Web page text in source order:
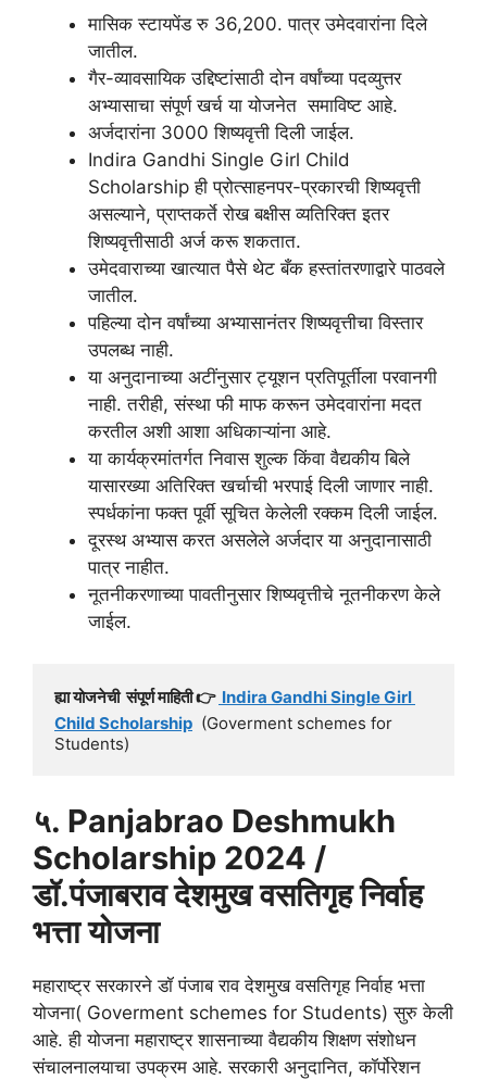
मासिक स्टायपेंड रु 36,200. पात्र उमेदवारांना दिले
जातील.
गैर-व्यावसायिक उद्दिष्टांसाठी दोन वर्षांच्या पदव्युत्तर
अभ्यासाचा संपूर्ण खर्च या योजनेत समाविष्ट आहे.
अर्जदारांना 3000 शिष्यवृत्ती दिली जाईल.
Indira Gandhi Single Girl Child
Scholarship ही प्रोत्साहनपर-प्रकारची शिष्यवृत्ती
असल्याने, प्राप्तकर्ते रोख बक्षीस व्यतिरिक्त इतर
शिष्यवृत्तीसाठी अर्ज करू शकतात.
उमेदवाराच्या खात्यात पैसे थेट बँक हस्तांतरणाद्वारे पाठवले
जातील.
पहिल्या दोन वर्षांच्या अभ्यासानंतर शिष्यवृत्तीचा विस्तार
उपलब्ध नाही.
या अनुदानाच्या अटींनुसार ट्यूशन प्रतिपूर्तीला परवानगी
नाही. तरीही, संस्था फी माफ करून उमेदवारांना मदत
करतील अशी आशा अधिकाऱ्यांना आहे.
या कार्यक्रमांतर्गत निवास शुल्क किंवा वैद्यकीय बिले
यासारख्या अतिरिक्त खर्चाची भरपाई दिली जाणार नाही.
स्पर्धकांना फक्त पूर्वी सूचित केलेली रक्कम दिली जाईल.
दूरस्थ अभ्यास करत असलेले अर्जदार या अनुदानासाठी
पात्र नाहीत.
नूतनीकरणाच्या पावतीनुसार शिष्यवृत्तीचे नूतनीकरण केले
जाईल.
ह्या योजनेची  संपूर्ण माहिती 👉 Indira Gandhi Single Girl
Child Scholarship
  (Goverment schemes for
Students)
५. Panjabrao Deshmukh
Scholarship 2024 /
डॉ.पंजाबराव देशमुख वसतिगृह निर्वाह
भत्ता योजना
महाराष्ट्र सरकारने डॉ पंजाब राव देशमुख वसतिगृह निर्वाह भत्ता
योजना( Goverment schemes for Students) सुरु केली
आहे. ही योजना महाराष्ट्र शासनाच्या वैद्यकीय शिक्षण संशोधन
संचालनालयाचा उपक्रम आहे. सरकारी अनुदानित, कॉर्पोरेशन